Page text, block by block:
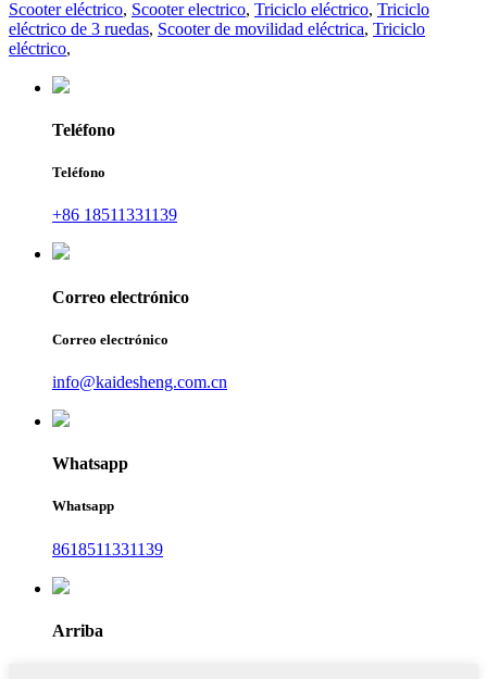
Scooter eléctrico, Scooter electrico, Triciclo eléctrico, Triciclo
eléctrico de 3 ruedas, Scooter de movilidad eléctrica, Triciclo
eléctrico,
Teléfono
Teléfono
+86 18511331139
Correo electrónico
Correo electrónico
info@kaidesheng.com.cn
Whatsapp
Whatsapp
8618511331139
Arriba